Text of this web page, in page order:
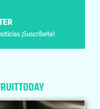
¡Suscríbete!